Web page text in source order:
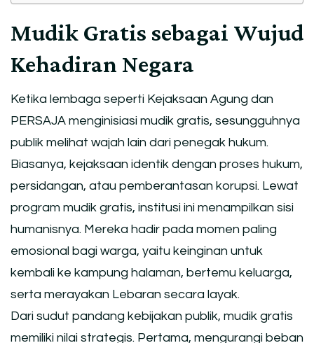
Mudik Gratis sebagai Wujud
Kehadiran Negara
Ketika lembaga seperti Kejaksaan Agung dan
PERSAJA menginisiasi mudik gratis, sesungguhnya
publik melihat wajah lain dari penegak hukum.
Biasanya, kejaksaan identik dengan proses hukum,
persidangan, atau pemberantasan korupsi. Lewat
program mudik gratis, institusi ini menampilkan sisi
humanisnya. Mereka hadir pada momen paling
emosional bagi warga, yaitu keinginan untuk
kembali ke kampung halaman, bertemu keluarga,
serta merayakan Lebaran secara layak.
Dari sudut pandang kebijakan publik, mudik gratis
memiliki nilai strategis. Pertama, mengurangi beban